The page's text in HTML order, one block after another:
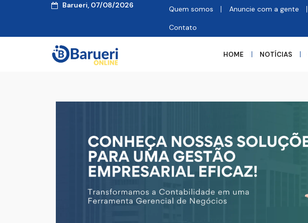
Barueri, 07/08/2026 Quem somos Anuncie com a gente
Contato
HOME NOTÍCIAS